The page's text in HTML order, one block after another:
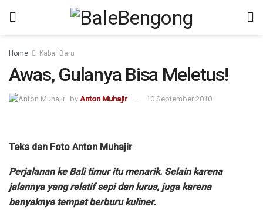
Home Kabar Baru
Awas, Gulanya Bisa Meletus!
by Anton Muhajir 10 September 2010
Teks dan Foto Anton Muhajir
Perjalanan ke Bali timur itu menarik. Selain karena
jalannya yang relatif sepi dan lurus, juga karena
banyaknya tempat berburu kuliner.